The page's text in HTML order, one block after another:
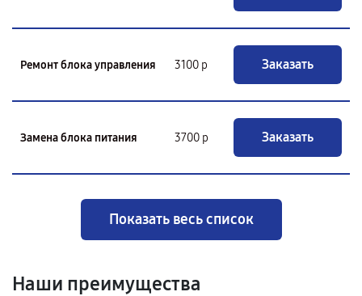
Ремонт блока управления 3100 р Заказать
Замена блока питания 3700 р Заказать
Показать весь список
Наши преимущества